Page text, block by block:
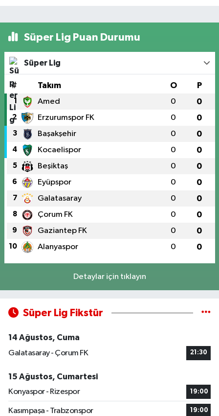
Süper Lig Puan Durumu
Süper Lig
# Takım O P
1 Amed 0 0
2 Erzurumspor FK 0 0
3 Başakşehir 0 0
4 Kocaelispor 0 0
5 Beşiktaş 0 0
6 Eyüpspor 0 0
7 Galatasaray 0 0
8 Çorum FK 0 0
9 Gaziantep FK 0 0
10 Alanyaspor 0 0
Detaylar için tıklayın
Süper Lig Fikstür
14 Ağustos, Cuma
Galatasaray - Çorum FK
21:30
15 Ağustos, Cumartesi
Konyaspor - Rizespor
19:00
Kasımpaşa - Trabzonspor 19:00